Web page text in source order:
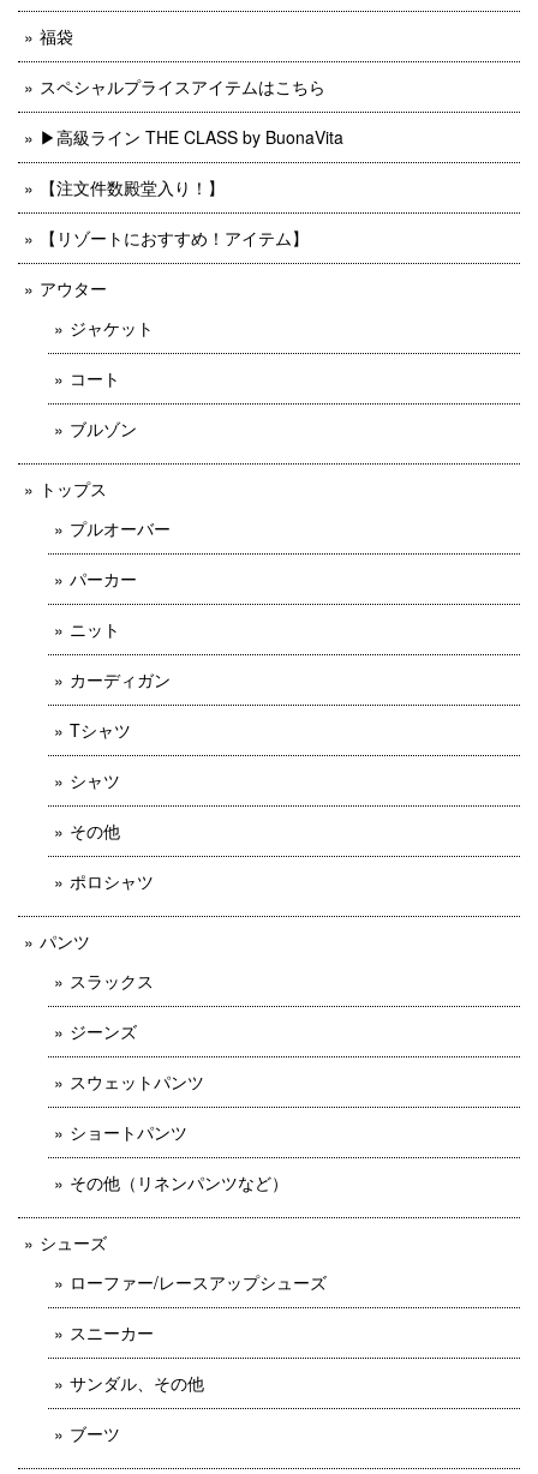
福袋
スペシャルプライスアイテムはこちら
▶︎高級ライン THE CLASS by BuonaVita
【注文件数殿堂入り！】
【リゾートにおすすめ！アイテム】
アウター
ジャケット
コート
ブルゾン
トップス
プルオーバー
パーカー
ニット
カーディガン
Tシャツ
シャツ
その他
ポロシャツ
パンツ
スラックス
ジーンズ
スウェットパンツ
ショートパンツ
その他（リネンパンツなど）
シューズ
ローファー/レースアップシューズ
スニーカー
サンダル、その他
ブーツ